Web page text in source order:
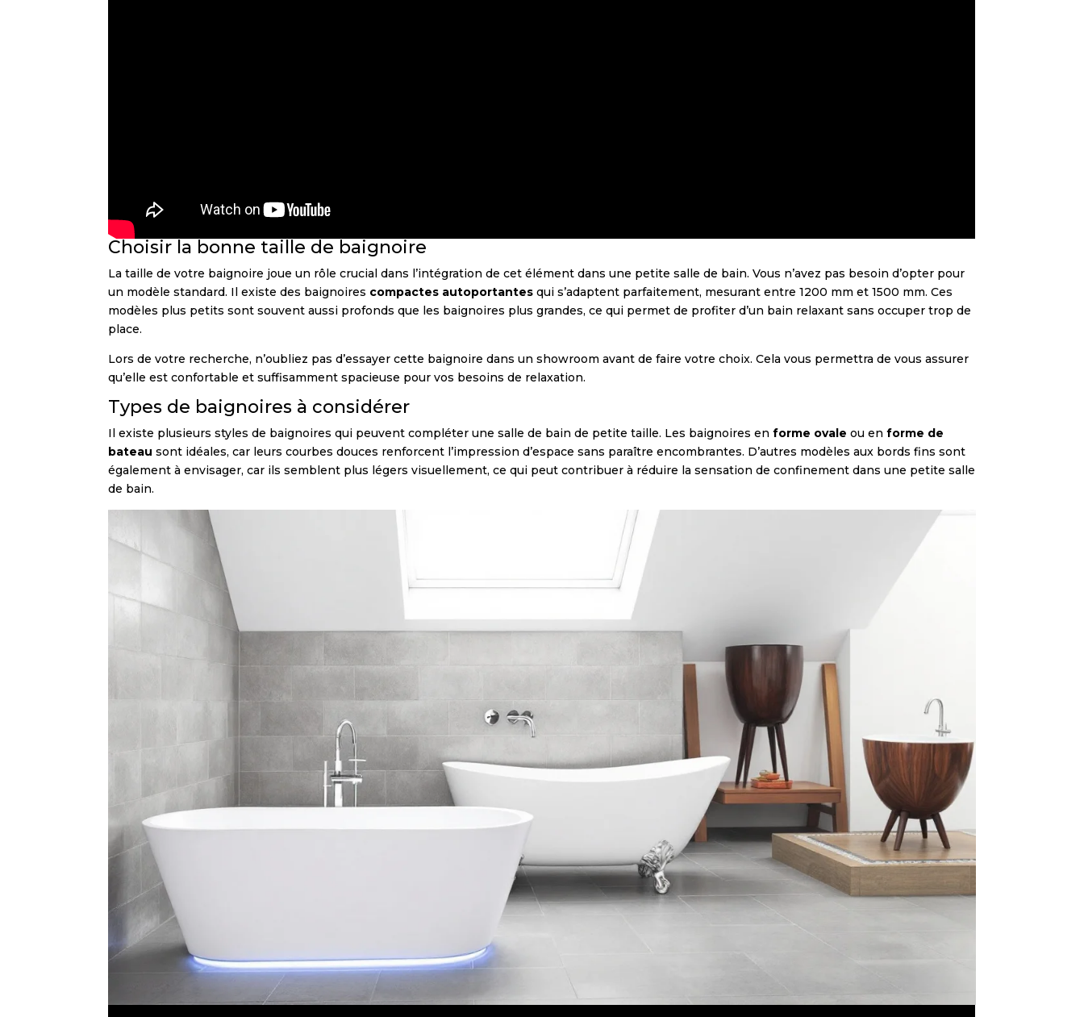
Choisir la bonne taille de baignoire
La taille de votre baignoire joue un rôle crucial dans l’intégration de cet élément dans une petite salle de bain. Vous n’avez pas besoin d’opter pour
un modèle standard. Il existe des baignoires compactes autoportantes qui s’adaptent parfaitement, mesurant entre 1200 mm et 1500 mm. Ces
modèles plus petits sont souvent aussi profonds que les baignoires plus grandes, ce qui permet de profiter d’un bain relaxant sans occuper trop de
place.
Lors de votre recherche, n’oubliez pas d’essayer cette baignoire dans un showroom avant de faire votre choix. Cela vous permettra de vous assurer
qu’elle est confortable et suffisamment spacieuse pour vos besoins de relaxation.
Types de baignoires à considérer
Il existe plusieurs styles de baignoires qui peuvent compléter une salle de bain de petite taille. Les baignoires enforme ovale ou enforme de
bateau sont idéales, car leurs courbes douces renforcent l’impression d’espace sans paraître encombrantes. D’autres modèles aux bords fins sont
également à envisager, car ils semblent plus légers visuellement, ce qui peut contribuer à réduire la sensation de confinement dans une petite salle
de bain.